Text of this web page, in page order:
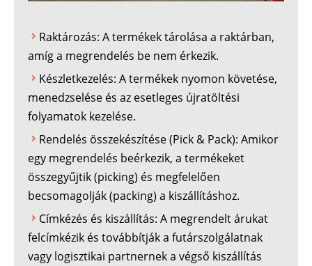
Raktározás: A termékek tárolása a raktárban,
amíg a megrendelés be nem érkezik.
Készletkezelés: A termékek nyomon követése,
menedzselése és az esetleges újratöltési
folyamatok kezelése.
Rendelés összekészítése (Pick & Pack): Amikor
egy megrendelés beérkezik, a termékeket
összegyűjtik (picking) és megfelelően
becsomagolják (packing) a kiszállításhoz.
Címkézés és kiszállítás: A megrendelt árukat
felcímkézik és továbbítják a futárszolgálatnak
vagy logisztikai partnernek a végső kiszállítás